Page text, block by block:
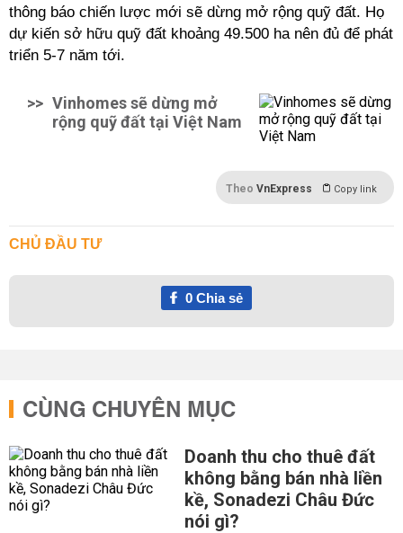
thông báo chiến lược mới sẽ dừng mở rộng quỹ đất. Họ
dự kiến sở hữu quỹ đất khoảng 49.500 ha nên đủ để phát
triển 5-7 năm tới.
>> Vinhomes sẽ dừng mở
rộng quỹ đất tại Việt Nam
Theo VnExpress Copy link
CHỦ ĐẦU TƯ
0Chia sẻ
CÙNG CHUYÊN MỤC
Doanh thu cho thuê đất
không bằng bán nhà liền
kề, Sonadezi Châu Đức
nói gì?